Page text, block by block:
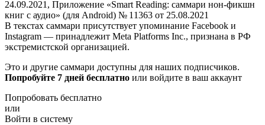
24.09.2021, Приложение «Smart Reading: саммари нон-фикшн
книг с аудио» (для Android) № 11363 от 25.08.2021
В текстах саммари присутствует упоминание Facebook и
Instagram — принадлежит Meta Platforms Inc., признана в РФ
экстремистской организацией.
Это и другие саммари доступны для наших подписчиков.
Попробуйте 7 дней бесплатно или войдите в ваш аккаунт
Попробовать бесплатно
или
Войти в систему